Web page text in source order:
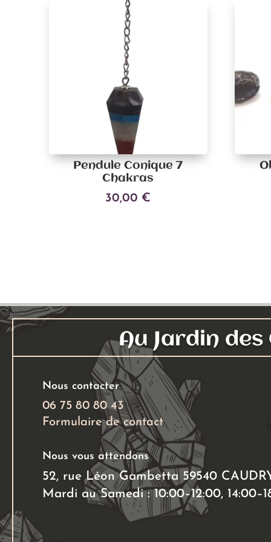
Pendule Conique 7
Chakras
30,00 €
Au Jardin des
Nous contacter
06 75 80 80 43
Formulaire de contact
Nous vous attendons
52, rue Léon Gambetta 59540
Mardi au Samedi : 10:00–12:00,